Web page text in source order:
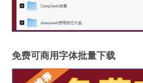
免费可商用字体批量下载